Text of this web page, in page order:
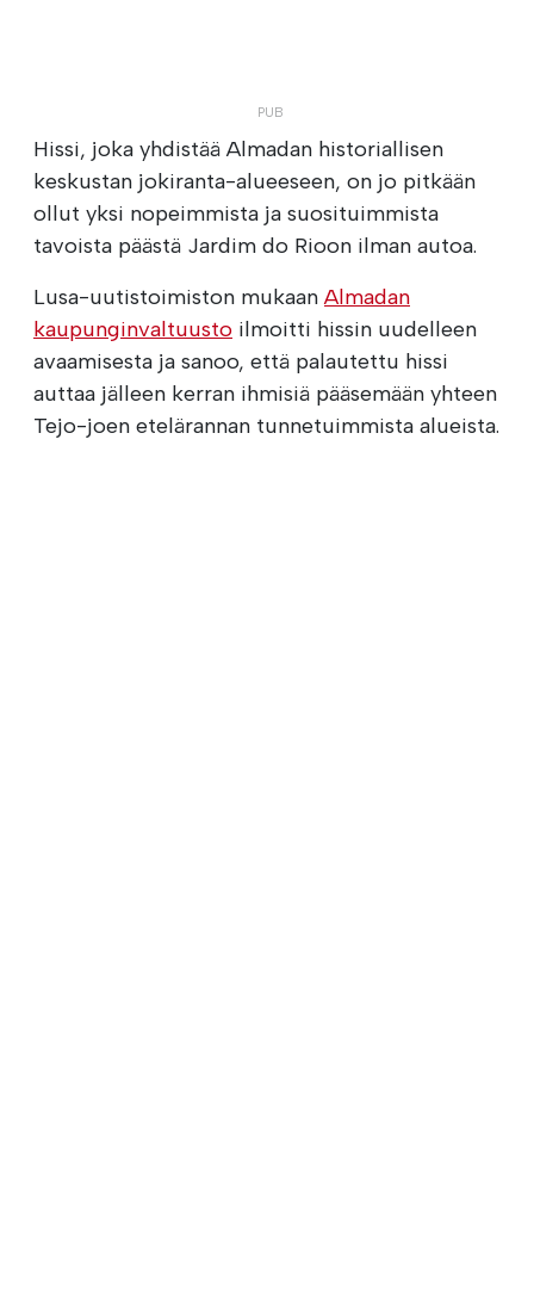
Hissi, joka yhdistää Almadan historiallisen
keskustan jokiranta-alueeseen, on jo pitkään
ollut yksi nopeimmista ja suosituimmista
tavoista päästä Jardim do Rioon ilman autoa.
Lusa-uutistoimiston mukaanAlmadan
kaupunginvaltuusto ilmoitti hissin uudelleen
avaamisesta ja sanoo, että palautettu hissi
auttaa jälleen kerran ihmisiä pääsemään yhteen
Tejo-joen etelärannan tunnetuimmista alueista.